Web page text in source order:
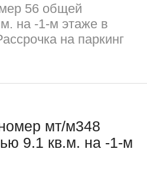
56 общей
на -1-м этаже в
на паркинг
мт/м348
9.1 кв.м. на -1-м